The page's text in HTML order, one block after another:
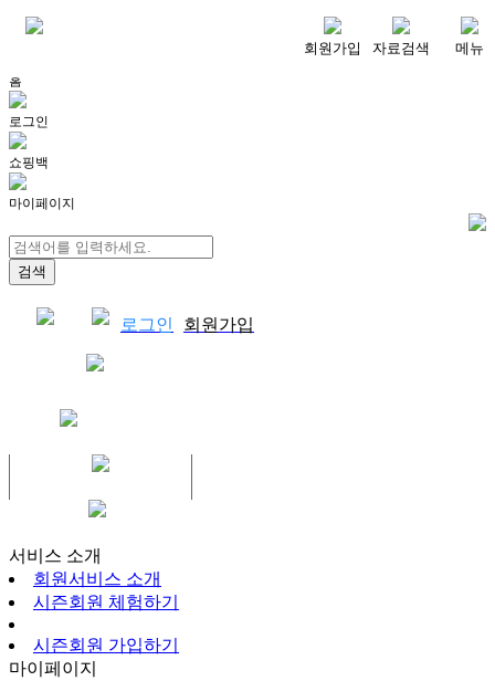
회원가입 자료검색 메뉴
홈
로그인
쇼핑백
마이페이지
로그인 회원가입
서비스 소개
회원서비스 소개
시즌회원 체험하기
시즌회원 가입하기
마이페이지